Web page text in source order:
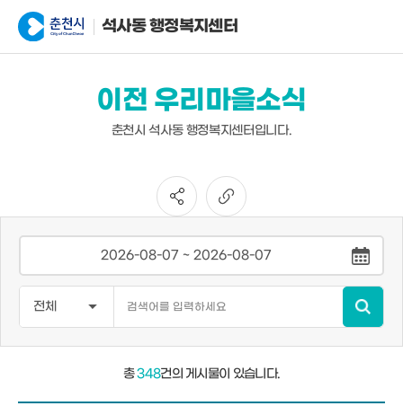
석사동 행정복지센터
이전 우리마을소식
춘천시 석사동 행정복지센터입니다.
총348건의 게시물이 있습니다.